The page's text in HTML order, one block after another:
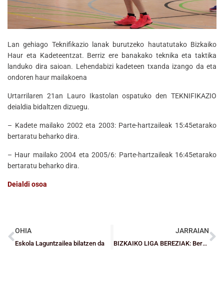
Lan gehiago Teknifikazio lanak burutzeko hautatutako Bizkaiko
Haur eta Kadeteentzat. Berriz ere banakako teknika eta taktika
landuko dira saioan. Lehendabizi kadeteen txanda izango da eta
ondoren haur mailakoena
Urtarrilaren 21an Lauro Ikastolan ospatuko den TEKNIFIKAZIO
deialdia bidaltzen dizuegu.
– Kadete mailako 2002 eta 2003: Parte-hartzaileak 15:45etarako
bertaratu beharko dira.
– Haur mailako 2004 eta 2005/6: Parte-hartzaileak 16:45etarako
bertaratu beharko dira.
Deialdi osoa
OHIA
Eskola Laguntzailea bilatzen da
JARRAIAN
BIZKAIKO LIGA BEREZIAK: Berdintasuna nagusi izan da bigarren jardunaldian